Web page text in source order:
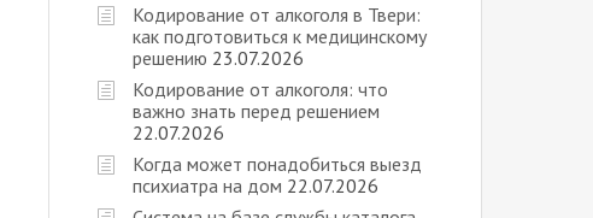
Кодирование от алкоголя в Твери:
как подготовиться к медицинскому
решению 23.07.2026
Кодирование от алкоголя: что
важно знать перед решением
22.07.2026
Когда может понадобиться выезд
психиатра на дом 22.07.2026